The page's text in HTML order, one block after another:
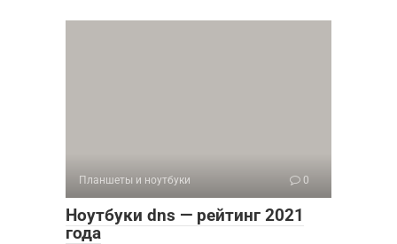
Планшеты и ноутбуки 0
Ноутбуки dns — рейтинг 2021
года